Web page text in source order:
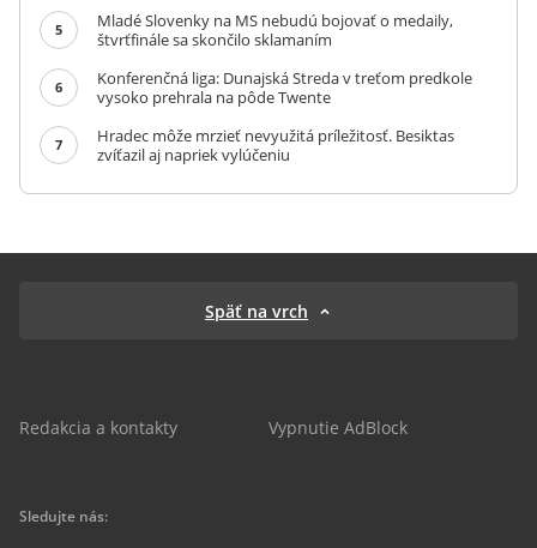
5
Mladé Slovenky na MS nebudú bojovať o medaily,
štvrťfinále sa skončilo sklamaním
6
Konferenčná liga: Dunajská Streda v treťom predkole
vysoko prehrala na pôde Twente
7
Hradec môže mrzieť nevyužitá príležitosť. Besiktas
zvíťazil aj napriek vylúčeniu
Späť na vrch
Redakcia a kontakty Vypnutie AdBlock
Sledujte nás: